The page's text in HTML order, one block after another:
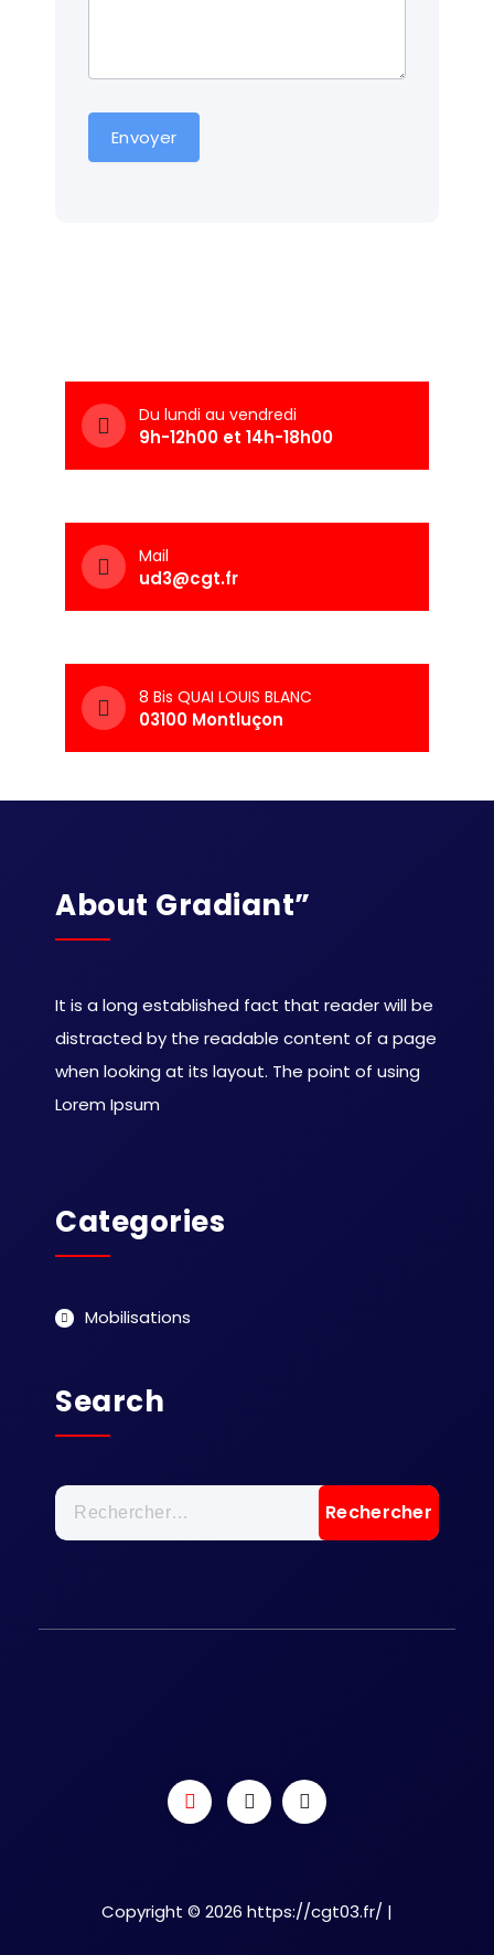
Envoyer
Du lundi au vendredi
9h-12h00 et 14h-18h00
Mail
ud3@cgt.fr
8 Bis QUAI LOUIS BLANC
03100 Montluçon
About Gradiant”
It is a long established fact that reader will be
distracted by the readable content of a page
when looking at its layout. The point of using
Lorem Ipsum
Categories
Mobilisations
Search
Rechercher :
Copyright © 2026 https://cgt03.fr/ |